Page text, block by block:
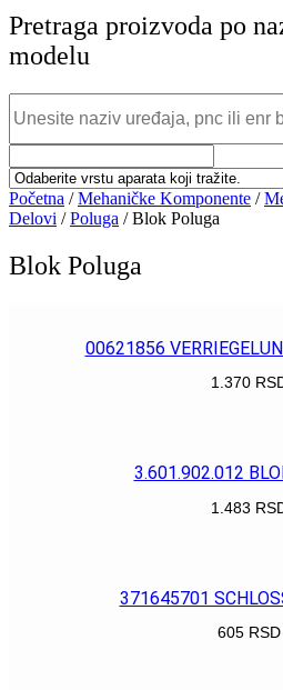
Pretraga proizvoda po
modelu
Početna /Mehaničke Komponente /
Delovi /Poluga / Blok Poluga
Blok Poluga
00621856
1.370
3.601.902.012
1.483
371645701
605 RSD